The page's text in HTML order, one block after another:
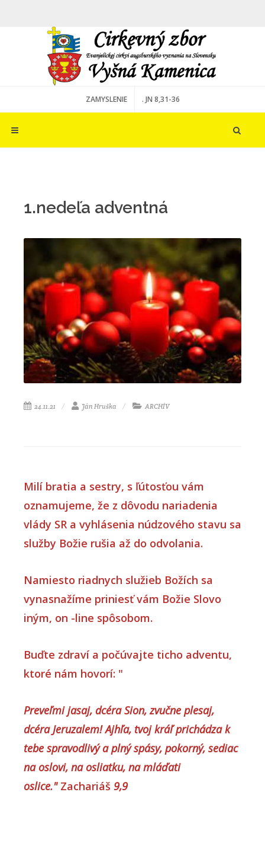
ZAMYSLENIE . JN 8,31-36
1.nedeľa adventná
24.11.21 Ján Hruška ARCHÍV
Milí bratia a sestry, s ľútosťou vám
oznamujeme, že z dôvodu nariadenia
vlády SR a vyhlásenia núdzového stavu sa
služby Božie rušia až do odvolania.
Namiesto riadnych služieb Božích sa
vynasnažíme priniesť vám Božie Slovo
iným, on -line spôsobom.
Buďte zdraví a počúvajte ticho adventu,
ktoré nám hovorí: "
Preveľmi jasaj, dcéra Sion, zvučne plesaj,
dcéra Jeruzalem! Ajhľa, tvoj kráľ prichádza k
tebe spravodlivý a plný spásy, pokorný, sediac
na oslovi, na osliatku, na mláďati
oslice." Zachariáš 9,9